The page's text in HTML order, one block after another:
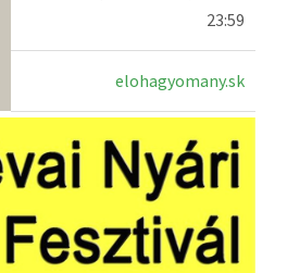
23:59
elohagyomany.sk